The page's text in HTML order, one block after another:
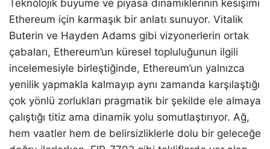
Teknolojik büyüme ve piyasa dinamiklerinin kesişimi
Ethereum için karmaşık bir anlatı sunuyor. Vitalik
Buterin ve Hayden Adams gibi vizyonerlerin ortak
çabaları, Ethereum’un küresel topluluğunun ilgili
incelemesiyle birleştiğinde, Ethereum’un yalnızca
yenilik yapmakla kalmayıp aynı zamanda karşılaştığı
çok yönlü zorlukları pragmatik bir şekilde ele almaya
çalıştığı titiz ama dinamik yolu somutlaştırıyor. Ağ,
hem vaatler hem de belirsizliklerle dolu bir geleceğe